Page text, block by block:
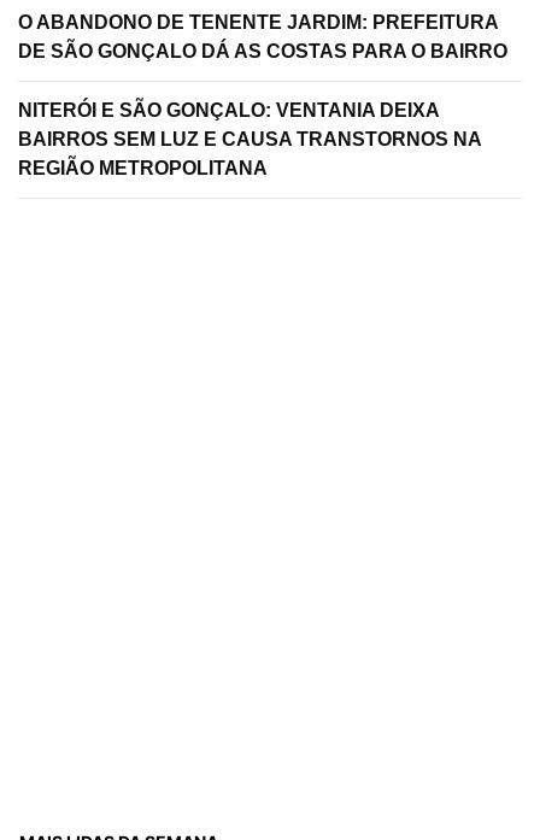
O ABANDONO DE TENENTE JARDIM: PREFEITURA
DE SÃO GONÇALO DÁ AS COSTAS PARA O BAIRRO
NITERÓI E SÃO GONÇALO: VENTANIA DEIXA
BAIRROS SEM LUZ E CAUSA TRANSTORNOS NA
REGIÃO METROPOLITANA